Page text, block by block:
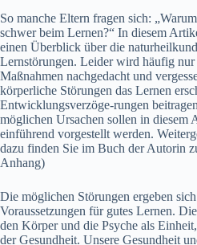
So manche Eltern fragen sich:
schwer beim Lernen?“ In diesem
einen Überblick über die
Lernstörungen. Leider wird häufig nur
Maßnahmen nachgedacht und
körperliche Störungen das Lernen
Entwicklungsverzöge-rungen
möglichen Ursachen sollen in diesem
einführend vorgestellt werden.
dazu finden Sie im Buch der Autorin
Anhang)
Die möglichen Störungen ergeben
Voraussetzungen für gutes Lernen.
den Körper und die Psyche als
der Gesundheit. Unsere Gesundheit